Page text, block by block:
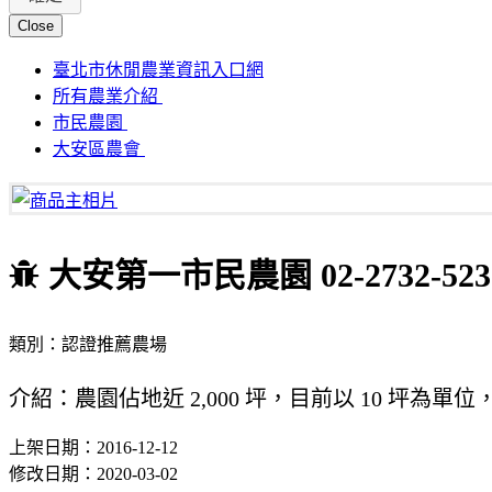
Close
臺北市休閒農業資訊入口網
所有農業介紹
市民農園
大安區農會
大安第一市民農園 02-2732-
類別：認證推薦農場
介紹：農園佔地近 2,000 坪，目前以 10 坪為單位
上架日期：2016-12-12
修改日期：2020-03-02